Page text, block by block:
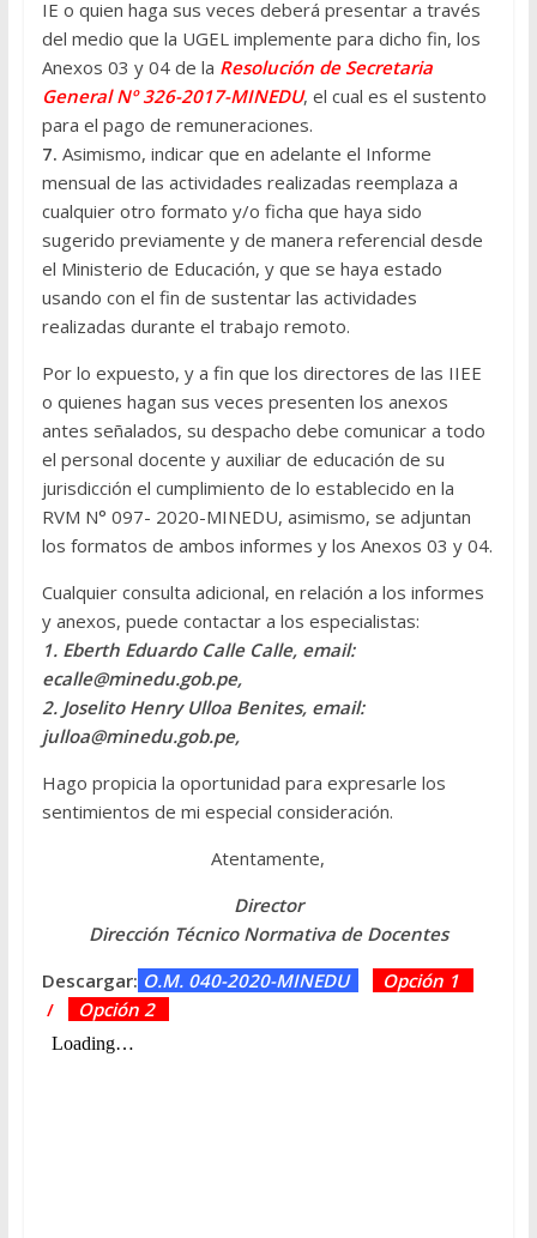
IE o quien haga sus veces deberá presentar a través
del medio que la UGEL implemente para dicho fin, los
Anexos 03 y 04 de la Resolución de Secretaria
General Nº 326-2017-MINEDU, el cual es el sustento
para el pago de remuneraciones.
7. Asimismo, indicar que en adelante el Informe
mensual de las actividades realizadas reemplaza a
cualquier otro formato y/o ficha que haya sido
sugerido previamente y de manera referencial desde
el Ministerio de Educación, y que se haya estado
usando con el fin de sustentar las actividades
realizadas durante el trabajo remoto.
Por lo expuesto, y a fin que los directores de las IIEE
o quienes hagan sus veces presenten los anexos
antes señalados, su despacho debe comunicar a todo
el personal docente y auxiliar de educación de su
jurisdicción el cumplimiento de lo establecido en la
RVM N° 097- 2020-MINEDU, asimismo, se adjuntan
los formatos de ambos informes y los Anexos 03 y 04.
Cualquier consulta adicional, en relación a los informes
y anexos, puede contactar a los especialistas:
1. Eberth Eduardo Calle Calle, email:
ecalle@minedu.gob.pe,
2. Joselito Henry Ulloa Benites, email:
julloa@minedu.gob.pe,
Hago propicia la oportunidad para expresarle los
sentimientos de mi especial consideración.
Atentamente,
Director
Dirección Técnico Normativa de Docentes
Descargar: O.M. 040-2020-MINEDU
Opción 1
/
Opción 2